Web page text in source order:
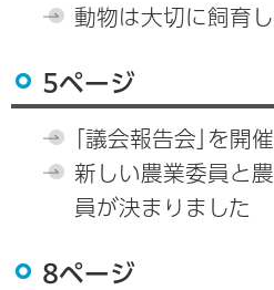
動物は大切に飼育
5ページ
｢議会報告会｣を開
新しい農業委員と
員が決まりました
8ページ